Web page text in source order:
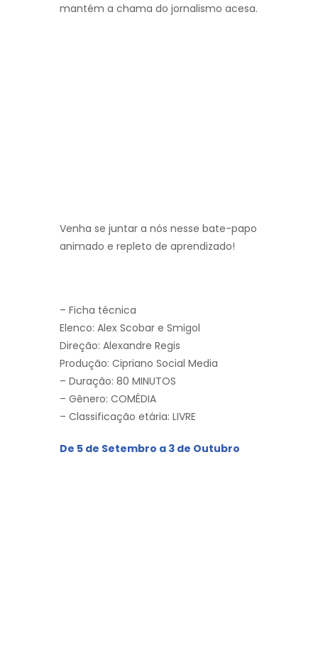
mantém a chama do jornalismo acesa.
Venha se juntar a nós nesse bate-papo
animado e repleto de aprendizado!
– Ficha técnica
Elenco: Alex Scobar e Smigol
Direção: Alexandre Regis
Produção: Cipriano Social Media
– Duração: 80 MINUTOS
– Gênero: COMÉDIA
– Classificação etária: LIVRE
De 5 de Setembro a 3 de Outubro